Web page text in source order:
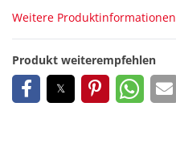
Weitere Produktinformationen
Produkt weiterempfehlen